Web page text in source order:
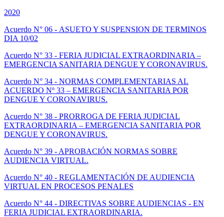
2020
Acuerdo N° 06 - ASUETO Y SUSPENSION DE TERMINOS
DIA 10/02
Acuerdo N° 33 - FERIA JUDICIAL EXTRAORDINARIA –
EMERGENCIA SANITARIA DENGUE Y CORONAVIRUS.
Acuerdo N° 34 - NORMAS COMPLEMENTARIAS AL
ACUERDO Nº 33 – EMERGENCIA SANITARIA POR
DENGUE Y CORONAVIRUS.
Acuerdo N° 38 - PRORROGA DE FERIA JUDICIAL
EXTRAORDINARIA – EMERGENCIA SANITARIA POR
DENGUE Y CORONAVIRUS.
Acuerdo N° 39 - APROBACIÓN NORMAS SOBRE
AUDIENCIA VIRTUAL.
Acuerdo N° 40 - REGLAMENTACIÓN DE AUDIENCIA
VIRTUAL EN PROCESOS PENALES
Acuerdo N° 44 - DIRECTIVAS SOBRE AUDIENCIAS - EN
FERIA JUDICIAL EXTRAORDINARIA.